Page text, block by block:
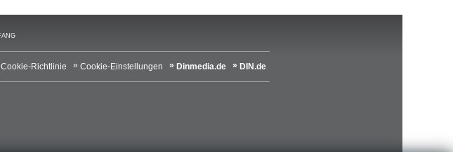
Cookie-Richtlinie Cookie-Einstellungen Dinmedia.de DIN.de